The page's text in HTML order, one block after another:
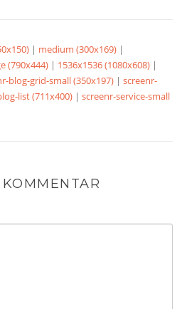
| medium (300x169) |
(790x444) | 1536x1536 (1080x608) |
blog-grid-small (350x197) |screenr-
list (711x400) |screenr-service-small